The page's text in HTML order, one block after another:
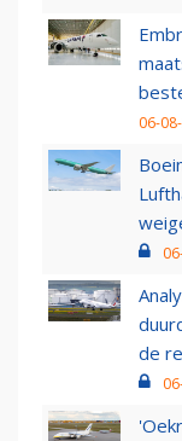
06-
de